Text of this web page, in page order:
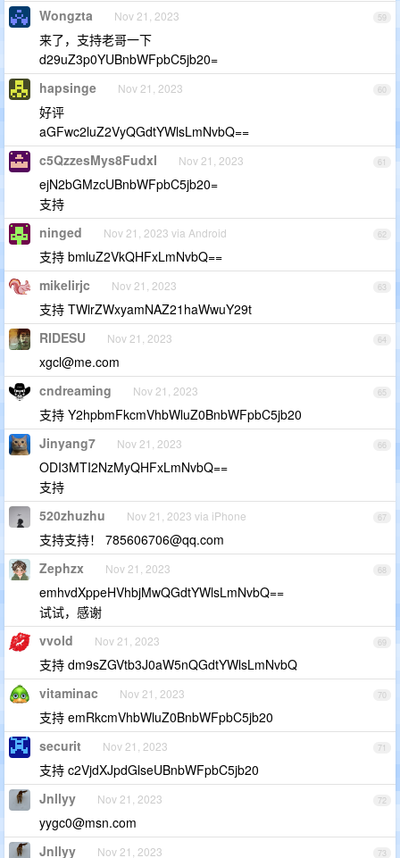
59
Wongzta Nov 21, 2023
来了，支持老哥一下
d29uZ3p0YUBnbWFpbC5jb20=
60
hapsinge Nov 21, 2023
好评
aGFwc2luZ2VyQGdtYWlsLmNvbQ==
61
c5QzzesMys8FudxI Nov 21, 2023
ejN2bGMzcUBnbWFpbC5jb20=
支持
62
ninged Nov 21, 2023 via Android
支持 bmluZ2VkQHFxLmNvbQ==
63
mikelirjc Nov 21, 2023
支持 TWlrZWxyamNAZ21haWwuY29t
64
RIDESU Nov 21, 2023
xgcl@me.com
65
cndreaming Nov 21, 2023
支持 Y2hpbmFkcmVhbWluZ0BnbWFpbC5jb20
66
Jinyang7 Nov 21, 2023
ODI3MTI2NzMyQHFxLmNvbQ==
支持
67
520zhuzhu Nov 21, 2023 via iPhone
支持支持！ 785606706@qq.com
68
Zephzx Nov 21, 2023
emhvdXppeHVhbjMwQGdtYWlsLmNvbQ==
试试，感谢
69
vvold Nov 21, 2023
支持 dm9sZGVtb3J0aW5nQGdtYWlsLmNvbQ
70
vitaminac Nov 21, 2023
支持 emRkcmVhbWluZ0BnbWFpbC5jb20
71
securit Nov 21, 2023
支持 c2VjdXJpdGlseUBnbWFpbC5jb20
72
Jnllyy Nov 21, 2023
yygc0@msn.com
73
Jnllyy Nov 21, 2023